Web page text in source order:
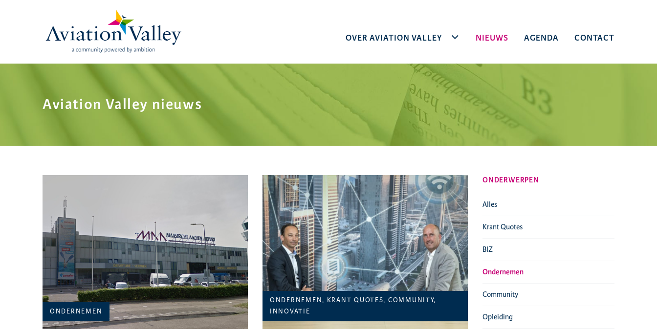
OVER AVIATION VALLEY TOGGLE DROPDOWN
NIEUWS (CURRENT)
AGENDA CONTACT
Aviation Valley nieuws
ONDERNEMEN
ONDERNEMEN, KRANT QUOTES, COMMUNITY,
INNOVATIE
ONDERWERPEN
Alles
Krant Quotes
BIZ
Ondernemen
Community
Opleiding